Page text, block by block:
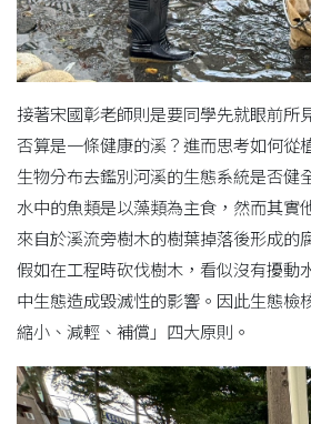
接著宋國彰老師則是要同學先就眼前所
否算是一條健康的溪？進而思考如何從
生物分布去鑑別河溪的生態系統是否健
水中的魚類是以藻類為主食，然而其實
來自於溪流旁樹木的樹葉掉落後形成的
假如在工程時砍伐樹木，看似沒有擾動
中生態造成毀滅性的影響。因此生態檢
縮小、減輕、補償」四大原則。